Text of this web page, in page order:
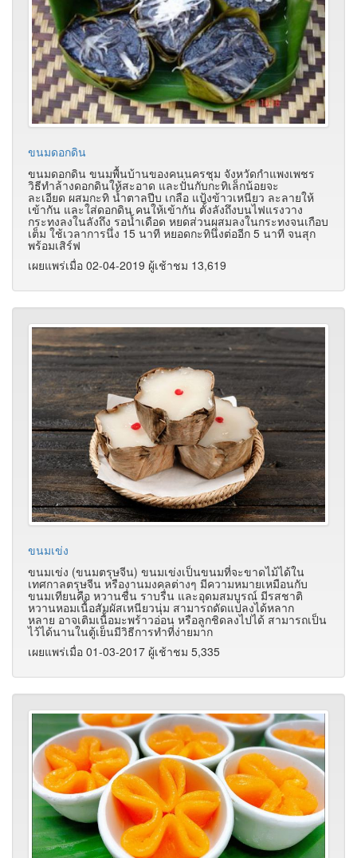
ขนมดอกดิน
ขนมดอกดิน ขนมพื้นบ้านของคนนครชุม จังหวัดกำแพงเพชร
วิธีทำล้างดอกดินให้สะอาด และปั่นกับกะทิเล็กน้อยจะ
ละเอียด ผสมกะทิ น้ำตาลปีบ เกลือ แป้งข้าวเหนียว ละลายให้
เข้ากัน และใส่ดอกดิน คนให้เข้ากัน ตั้งลังถึงบนไฟแรงวาง
กระทงลงในลังถึง รอน้ำเดือด หยดส่วนผสมลงในกระทงจนเกือบ
เต็ม ใช้เวลาการนึ่ง 15 นาที หยอดกะทินึ่งต่ออีก 5 นาที จนสุก
พร้อมเสิร์ฟ
เผยแพร่เมื่อ 02-04-2019 ผู้เช้าชม 13,619
ขนมเข่ง
ขนมเข่ง (ขนมตรุษจีน) ขนมเข่งเป็นขนมที่จะขาดไม้ได้ใน
เทศกาลตรุษจีน หรืองานมงคลต่างๆ มีความหมายเหมือนกับ
ขนมเทียนคือ หวานชื่น ราบรื่น และอุดมสมบูรณ์ มีรสชาติ
หวานหอมเนื้อสัมผัสเหนียวนุ่ม สามารถดัดแปลงได้หลาก
หลาย อาจเติมเนื้อมะพร้าวอ่อน หรือลูกชิดลงไปได้ สามารถเป็น
ไว้ได้นานในตู้เย็นมีวิธีการทำที่ง่ายมาก
เผยแพร่เมื่อ 01-03-2017 ผู้เช้าชม 5,335